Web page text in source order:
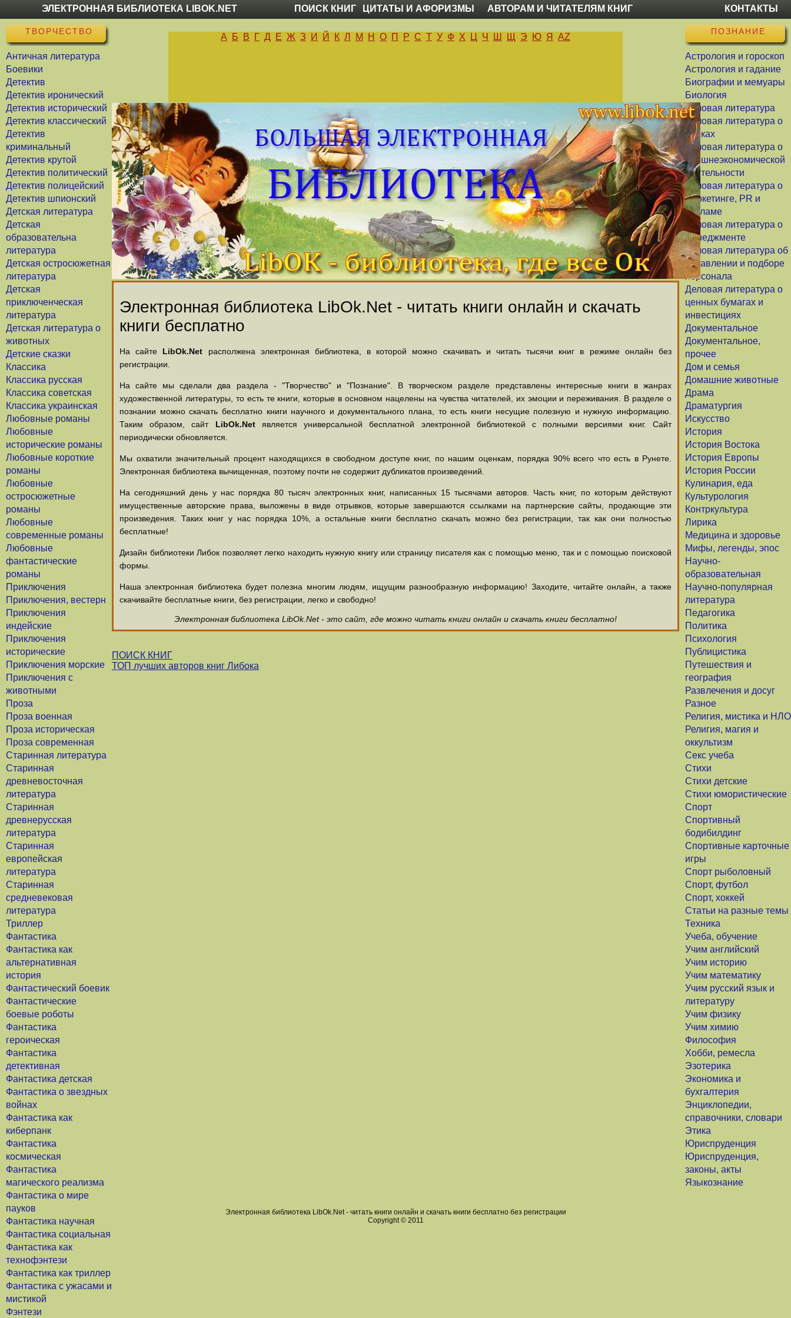
ЭЛЕКТРОННАЯ БИБЛИОТЕКА LIBOK.NET ПОИСК КНИГ ЦИТАТЫ И АФОРИЗМЫ АВТОРАМ И ЧИТАТЕЛЯМ КНИГ КОНТАКТЫ
ТВОРЧЕСТВО
Античная литература
Боевики
Детектив
Детектив иронический
Детектив исторический
Детектив классический
Детектив
криминальный
Детектив крутой
Детектив политический
Детектив полицейский
Детектив шпионский
Детская литература
Детская
образовательна
литература
Детская остросюжетная
литература
Детская
приключенческая
литература
Детская литература о
животных
Детские сказки
Классика
Классика русская
Классика советская
Классика украинская
Любовные романы
Любовные
исторические романы
Любовные короткие
романы
Любовные
остросюжетные
романы
Любовные
современные романы
Любовные
фантастические
романы
Приключения
Приключения, вестерн
Приключения
индейские
Приключения
исторические
Приключения морские
Приключения с
животными
Проза
Проза военная
Проза историческая
Проза современная
Старинная литература
Старинная
древневосточная
литература
Старинная
древнерусская
литература
Старинная
европейская
литература
Старинная
средневековая
литература
Триллер
Фантастика
Фантастика как
альтернативная
история
Фантастический боевик
Фантастические
боевые роботы
Фантастика
героическая
Фантастика
детективная
Фантастика детская
Фантастика о звездных
войнах
Фантастика как
киберпанк
Фантастика
космическая
Фантастика
магического реализма
Фантастика о мире
пауков
Фантастика научная
Фантастика социальная
Фантастика как
технофэнтези
Фантастика как триллер
Фантастика с ужасами и
мистикой
Фэнтези
ПОЗНАНИЕ
Астрология и гороскоп
Астрология и гадание
Биографии и мемуары
Биология
Деловая литература
Деловая литература о
банках
Деловая литература о
внешнеэкономической
деятельности
Деловая литература о
маркетинге, PR и
рекламе
Деловая литература о
менеджменте
Деловая литература об
управлении и подборе
персонала
Деловая литература о
ценных бумагах и
инвестициях
Документальное
Документальное,
прочее
Дом и семья
Домашние животные
Драма
Драматургия
Искусство
История
История Востока
История Европы
История России
Кулинария, еда
Культурология
Контркультура
Лирика
Медицина и здоровье
Мифы, легенды, эпос
Научно-
образовательная
Научно-популярная
литература
Педагогика
Политика
Психология
Публицистика
Путешествия и
география
Развлечения и досуг
Разное
Религия, мистика и НЛО
Религия, магия и
оккультизм
Секс учеба
Стихи
Стихи детские
Стихи юмористические
Спорт
Спортивный
бодибилдинг
Спортивные карточные
игры
Спорт рыболовный
Спорт, футбол
Спорт, хоккей
Статьи на разные темы
Техника
Учеба, обучение
Учим английский
Учим историю
Учим математику
Учим русский язык и
литературу
Учим физику
Учим химию
Философия
Хобби, ремесла
Эзотерика
Экономика и
бухгалтерия
Энциклопедии,
справочники, словари
Этика
Юриспруденция
Юриспруденция,
законы, акты
Языкознание
А Б В Г Д Е Ж З И Й К Л М Н О П Р С Т У Ф Х Ц Ч Ш Щ Э Ю Я AZ
Электронная библиотека LibOk.Net - читать книги онлайн и скачать
книги бесплатно
На сайте LibOk.Net располжена электронная библиотека, в которой можно скачивать и читать тысячи книг в режиме онлайн без
регистрации.
На сайте мы сделали два раздела - "Творчество" и "Познание". В творческом разделе представлены интересные книги в жанрах
художественной литературы, то есть те книги, которые в основном нацелены на чувства читателей, их эмоции и переживания. В разделе о
познании можно скачать бесплатно книги научного и документального плана, то есть книги несущие полезную и нужную информацию.
Таким образом, сайт LibOk.Netявляется универсальной бесплатной электронной библиотекой с полными версиями книг. Сайт
периодически обновляется.
Мы охватили значительный процент находящихся в свободном доступе книг, по нашим оценкам, порядка 90% всего что есть в Рунете.
Электронная библиотека вычищенная, поэтому почти не содержит дубликатов произведений.
На сегодняшний день у нас порядка 80 тысяч электронных книг, написанных 15 тысячами авторов. Часть книг, по которым действуют
имущественные авторские права, выложены в виде отрывков, которые завершаются ссылками на партнерские сайты, продающие эти
произведения. Таких книг у нас порядка 10%, а остальные книги бесплатно скачать можно без регистрации, так как они полностью
бесплатные!
Дизайн библиотеки Либок позволяет легко находить нужную книгу или страницу писателя как с помощью меню, так и с помощью поисковой
формы.
Наша электронная библиотека будет полезна многим людям, ищущим разнообразную информацию! Заходите, читайте онлайн, а также
скачивайте бесплатные книги, без регистрации, легко и свободно!
Электронная библиотека LibOk.Net - это сайт, где можно читать книги онлайн и скачать книги бесплатно!
ПОИСК КНИГ
ТОП лучших авторов книг Либока
Электронная библиотека LibOk.Net - читать книги онлайн и скачать книги бесплатно без регистрации
Copyright © 2011